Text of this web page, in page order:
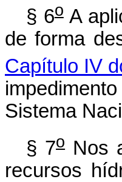
§ 6oA
de forma
Capítulo IV
Sistema
§ 7oNos
recursos